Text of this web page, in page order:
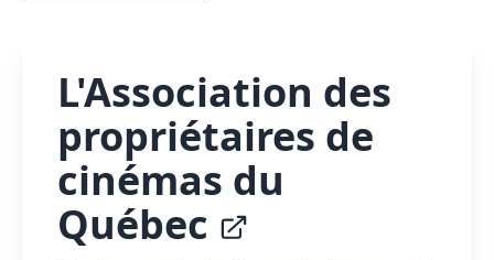
L'Association des
propriétaires de
cinémas du
Québec